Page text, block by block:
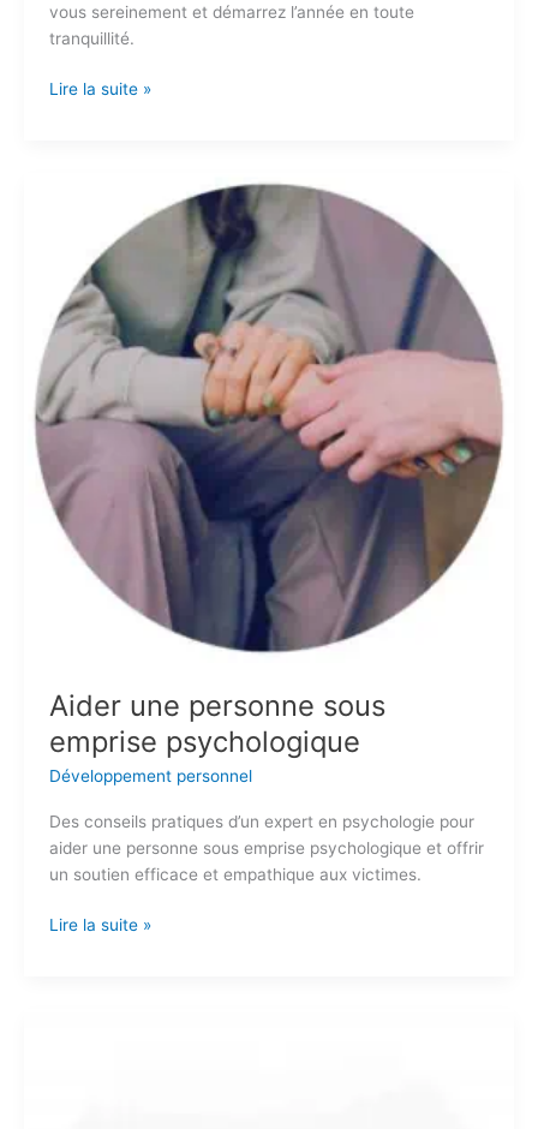
vous sereinement et démarrez l’année en toute
tranquillité.
Lire la suite »
Aider une personne sous
emprise psychologique
Développement personnel
Des conseils pratiques d’un expert en psychologie pour
aider une personne sous emprise psychologique et offrir
un soutien efficace et empathique aux victimes.
personne
emprise
psychologique
Lire la suite »